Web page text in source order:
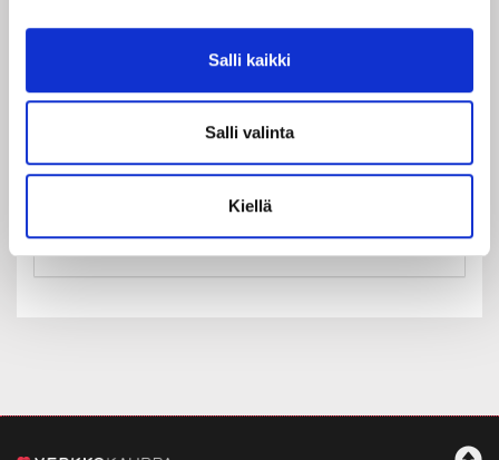
Salli kaikki
Salli valinta
Kiellä
Suomi